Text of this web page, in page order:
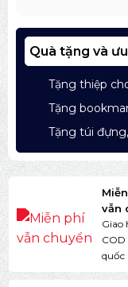
Quà tặng và
Tặng thiệp
Tặng
Tặng túi
vẫn
Giao
COD
quốc